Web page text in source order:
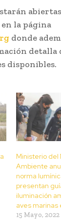
en la página
donde
detalla
disponibles.
Ministerio del
Ambiente
norma
presentan
iluminación
aves marinas
15 Mayo, 2022